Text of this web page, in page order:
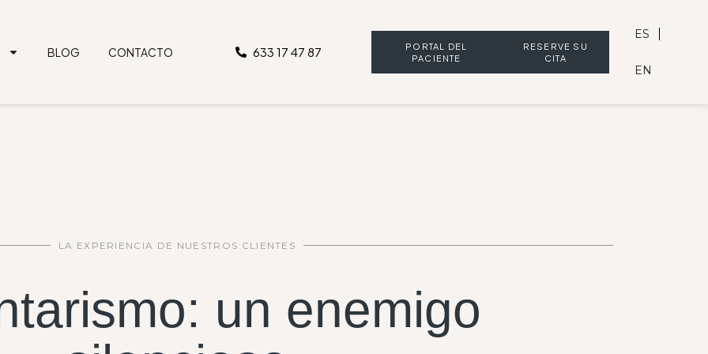
BLOG CONTACTO 633 17 47 87
PORTAL DEL
PACIENTE
RESERVE SU
CITA
ES
EN
LA EXPERIENCIA DE NUESTROS CLIENTES
un enemigo